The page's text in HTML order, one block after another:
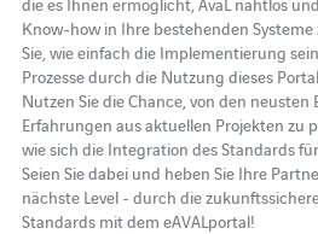
Know-how in Ihre bestehenden
Sie, wie einfach die Implementierung
Prozesse durch die Nutzung dieses
Nutzen Sie die Chance, von den
Erfahrungen aus aktuellen Projekten zu
wie sich die Integration des Standards
Seien Sie dabei und heben Sie Ihre
nächste Level - durch die
Standards mit dem eAVALportal!